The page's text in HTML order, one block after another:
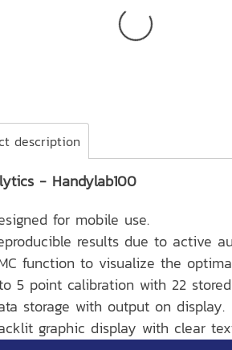
description
- Handylab100
for mobile use.
results due to active
function to visualize the
5 point calibration with 22
storage with output on display.
graphic display with clear